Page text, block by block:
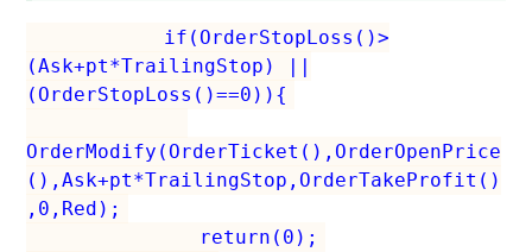
if(OrderStopLoss()>
(Ask+pt*TrailingStop) ||
(OrderStopLoss()==0)){
OrderModify(OrderTicket(),OrderOpenPrice
(),Ask+pt*TrailingStop,OrderTakeProfit()
,0,Red);
return(0);